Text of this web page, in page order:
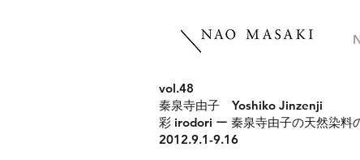
vol.48
秦泉寺由子 Yoshiko Jinzenji
彩 irodori ー 秦泉寺由子の天然染料
2012.9.1-9.16